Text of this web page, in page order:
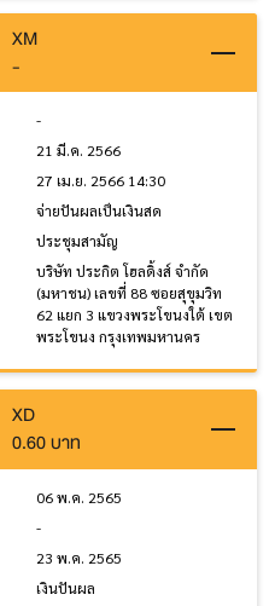
XM
-
-
21 มี.ค. 2566
27 เม.ย. 2566 14:30
จ่ายปันผลเป็นเงินสด
ประชุมสามัญ
บริษัท ประกิต โฮลดิ้งส์ จำกัด
(มหาชน) เลขที่ 88 ซอยสุขุมวิท
62 แยก 3 แขวงพระโขนงใต้ เขต
พระโขนง กรุงเทพมหานคร
XD
0.60 บาท
06 พ.ค. 2565
-
23 พ.ค. 2565
เงินปันผล